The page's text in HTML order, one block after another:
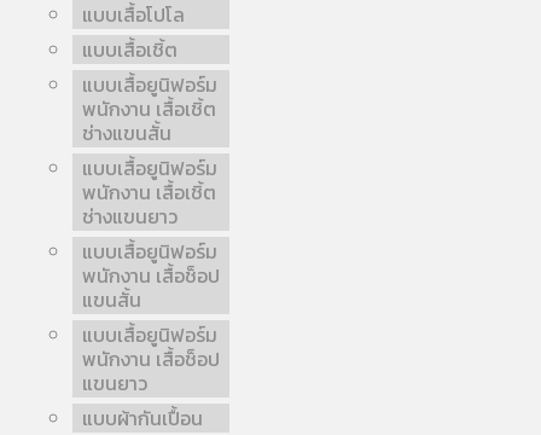
แบบเสื้อโปโล
แบบเสื้อเชิ้ต
แบบเสื้อยูนิฟอร์ม
พนักงาน เสื้อเชิ้ต
ช่างแขนสั้น
แบบเสื้อยูนิฟอร์ม
พนักงาน เสื้อเชิ้ต
ช่างแขนยาว
แบบเสื้อยูนิฟอร์ม
พนักงาน เสื้อช็อป
แขนสั้น
แบบเสื้อยูนิฟอร์ม
พนักงาน เสื้อช็อป
แขนยาว
แบบผ้ากันเปื้อน